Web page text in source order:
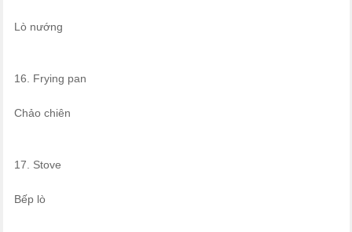
Lò nướng
16. Frying pan
Chảo chiên
17. Stove
Bếp lò